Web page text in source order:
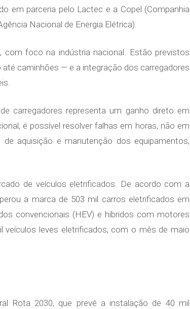
em parceria pelo Lactec e a Copel (Companhia
Nacional de Energia Elétrica).
com foco na indústria nacional. Estão previstos
caminhões — e a integração dos carregadores
carregadores representa um ganho direto em
é possível resolver falhas em horas, não em
aquisição e manutenção dos equipamentos,
de veículos eletrificados. De acordo com a
a marca de 503 mil carros eletrificados em
convencionais (HEV) e híbridos com motores
veículos leves eletrificados, com o mês de maio
Rota 2030, que prevê a instalação de 40 mil